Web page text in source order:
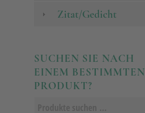
Zitat/Gedicht
SUCHEN SIE NACH
EINEM BESTIMMTEN
PRODUKT?